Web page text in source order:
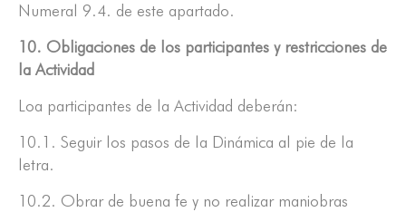
Numeral 9.4. de este apartado.
10. Obligaciones de los participantes y restricciones de
la Actividad
Loa participantes de la Actividad deberán:
10.1. Seguir los pasos de la Dinámica al pie de la
letra.
10.2. Obrar de buena fe y no realizar maniobras